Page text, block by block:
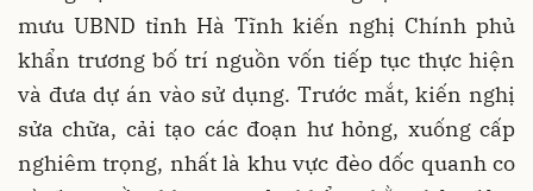
mưu UBND tỉnh Hà Tĩnh kiến nghị Chính phủ
khẩn trương bố trí nguồn vốn tiếp tục thực hiện
và đưa dự án vào sử dụng. Trước mắt, kiến nghị
sửa chữa, cải tạo các đoạn hư hỏng, xuống cấp
nghiêm trọng, nhất là khu vực đèo dốc quanh co